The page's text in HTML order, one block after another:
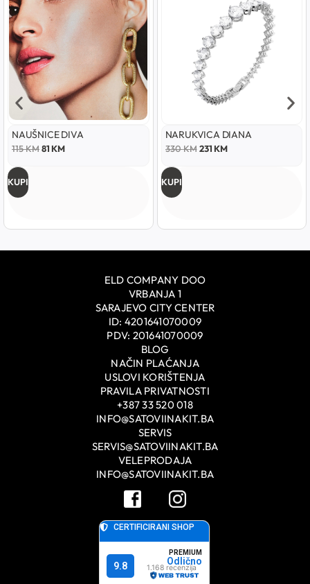
NAUŠNICE DIVA
115KM81KM
KUPI
NARUKVICA DIANA
330KM 231KM
KUPI
ELD COMPANY DOO
VRBANJA 1
SARAJEVO CITY CENTER
ID: 4201641070009
PDV: 201641070009
BLOG
NAČIN PLAĆANJA
USLOVI KORIŠTENJA
PRAVILA PRIVATNOSTI
+387 33 520 018
INFO@SATOVIINAKIT.BA
SERVIS
SERVIS@SATOVIINAKIT.BA
VELEPRODAJA
INFO@SATOVIINAKIT.BA